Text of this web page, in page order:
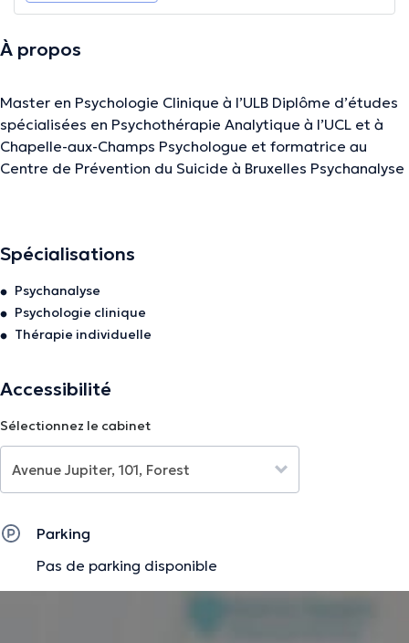
À propos
Master en Psychologie Clinique à l’ULB Diplôme d’études
spécialisées en Psychothérapie Analytique à l’UCL et à
Chapelle-aux-Champs Psychologue et formatrice au
Centre de Prévention du Suicide à Bruxelles Psychanalyse
La description a été éditée par l'équipe de Doctoranytime et se base sur des
informations vérifiées.
Spécialisations
Psychanalyse
Psychologie clinique
Thérapie individuelle
Accessibilité
Sélectionnez le cabinet
Parking
Pas de parking disponible